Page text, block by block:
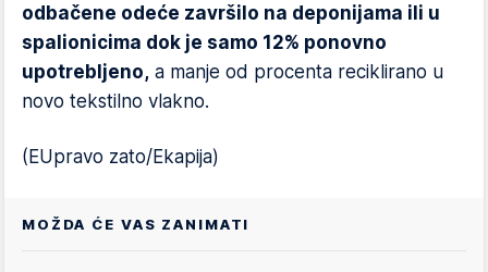
odbačene odeće završilo na deponijama ili u
spalionicima dok je samo 12% ponovno
upotrebljeno, a manje od procenta reciklirano u
novo tekstilno vlakno.
(EUpravo zato/Ekapija)
MOŽDA ĆE VAS ZANIMATI